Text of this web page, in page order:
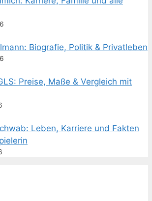
Biografie, Politik & Privatleben
Preise, Maße & Vergleich mit
Leben, Karriere und Fakten